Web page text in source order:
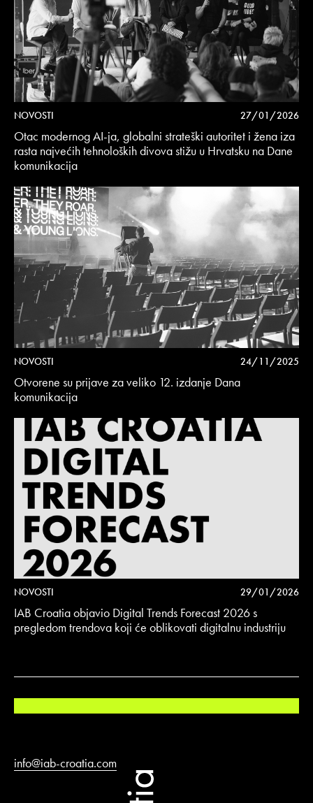
NOVOSTI 27/01/2026
Otac modernog AI-ja, globalni strateški autoritet i žena iza
rasta najvećih tehnoloških divova stižu u Hrvatsku na Dane
komunikacija
NOVOSTI 24/11/2025
Otvorene su prijave za veliko 12. izdanje Dana
komunikacija
NOVOSTI 29/01/2026
IAB Croatia objavio Digital Trends Forecast 2026 s
pregledom trendova koji će oblikovati digitalnu industriju
info@iab-croatia.com